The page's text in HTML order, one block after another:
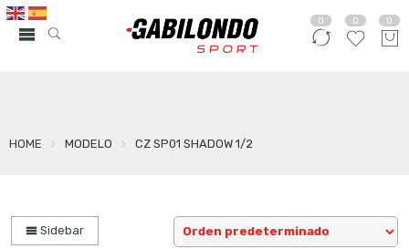
0 0 0
HOME MODELO CZ SP01 SHADOW 1/2
Sidebar